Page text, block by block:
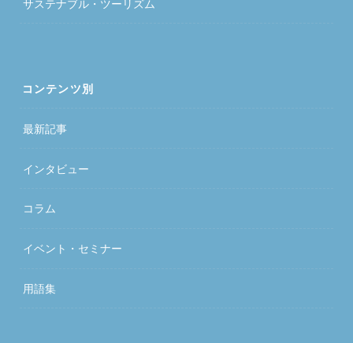
サステナブル・ツーリズム
コンテンツ別
最新記事
インタビュー
コラム
イベント・セミナー
用語集